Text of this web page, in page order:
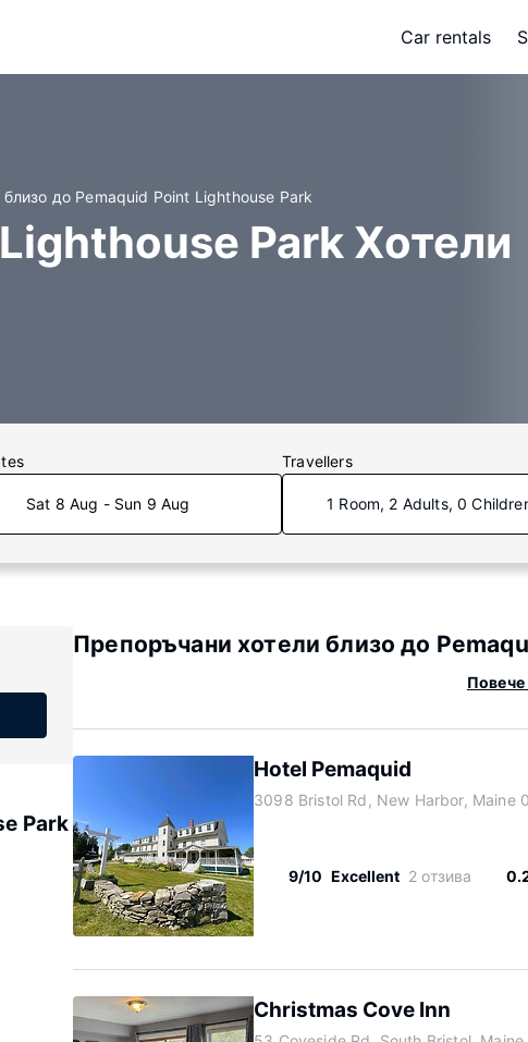
Car rentals
близо до Pemaquid Point Lighthouse Park
Park Хотели
Sat 8 Aug - Sun 9 Aug
Travellers
1 Room, 2 Adults, 0
Park
Препоръчани хотели близо до
Hotel Pemaquid
3098 Bristol Rd, New Harbor, Maine
9/10 Excellent 2 отзива
Christmas Cove Inn